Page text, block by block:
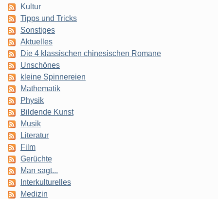
Kultur
Tipps und Tricks
Sonstiges
Aktuelles
Die 4 klassischen chinesischen Romane
Unschönes
kleine Spinnereien
Mathematik
Physik
Bildende Kunst
Musik
Literatur
Film
Gerüchte
Man sagt...
Interkulturelles
Medizin